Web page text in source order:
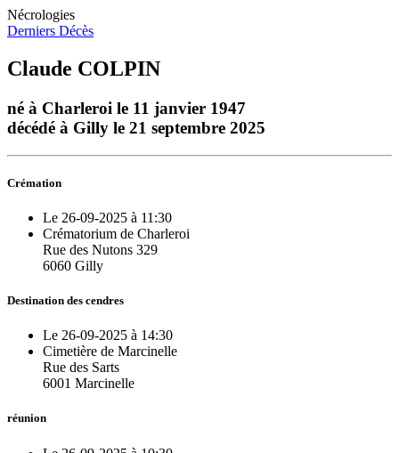
Nécrologies
Derniers Décès
Claude COLPIN
né à Charleroi le 11 janvier 1947
décédé à Gilly le 21 septembre 2025
Crémation
Le 26-09-2025 à 11:30
Crématorium de Charleroi
Rue des Nutons 329
6060 Gilly
Destination des cendres
Le 26-09-2025 à 14:30
Cimetière de Marcinelle
Rue des Sarts
6001 Marcinelle
réunion